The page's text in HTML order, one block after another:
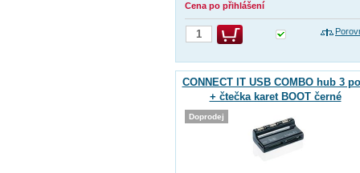
Cena po přihlášení
CONNECT IT USB COMBO hub 3
+ čtečka karet BOOT černé
Doprodej